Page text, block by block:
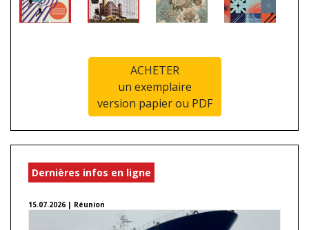
ACHETER
un exemplaire
version papier ou PDF
Dernières infos en ligne
15.07.2026 | Réunion